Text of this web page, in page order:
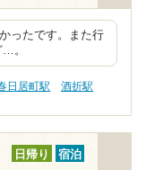
ったです。また行
。
日居町駅
酒折駅
日帰り 宿泊